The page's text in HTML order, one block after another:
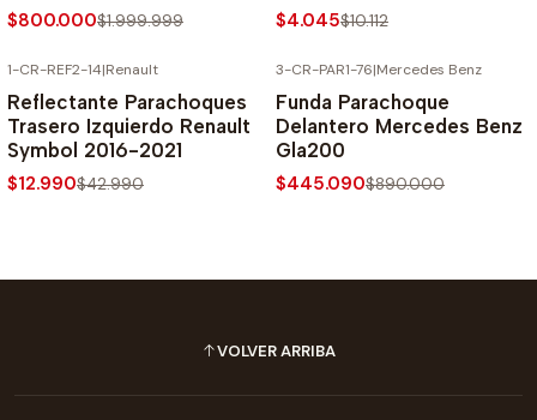
$800.000$1.999.999
$4.045$10.112
1-CR-REF2-14|Renault
Reflectante Parachoques
Trasero Izquierdo Renault
Symbol 2016-2021
$12.990$42.990
3-CR-PAR1-76|Mercedes Benz
Funda Parachoque
Delantero Mercedes Benz
Gla200
$445.090$890.000
VOLVER ARRIBA